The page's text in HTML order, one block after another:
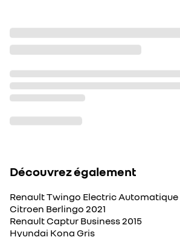
Découvrez également
Renault Twingo Electric Automatique
Citroen Berlingo 2021
Renault Captur Business 2015
Hyundai Kona Gris